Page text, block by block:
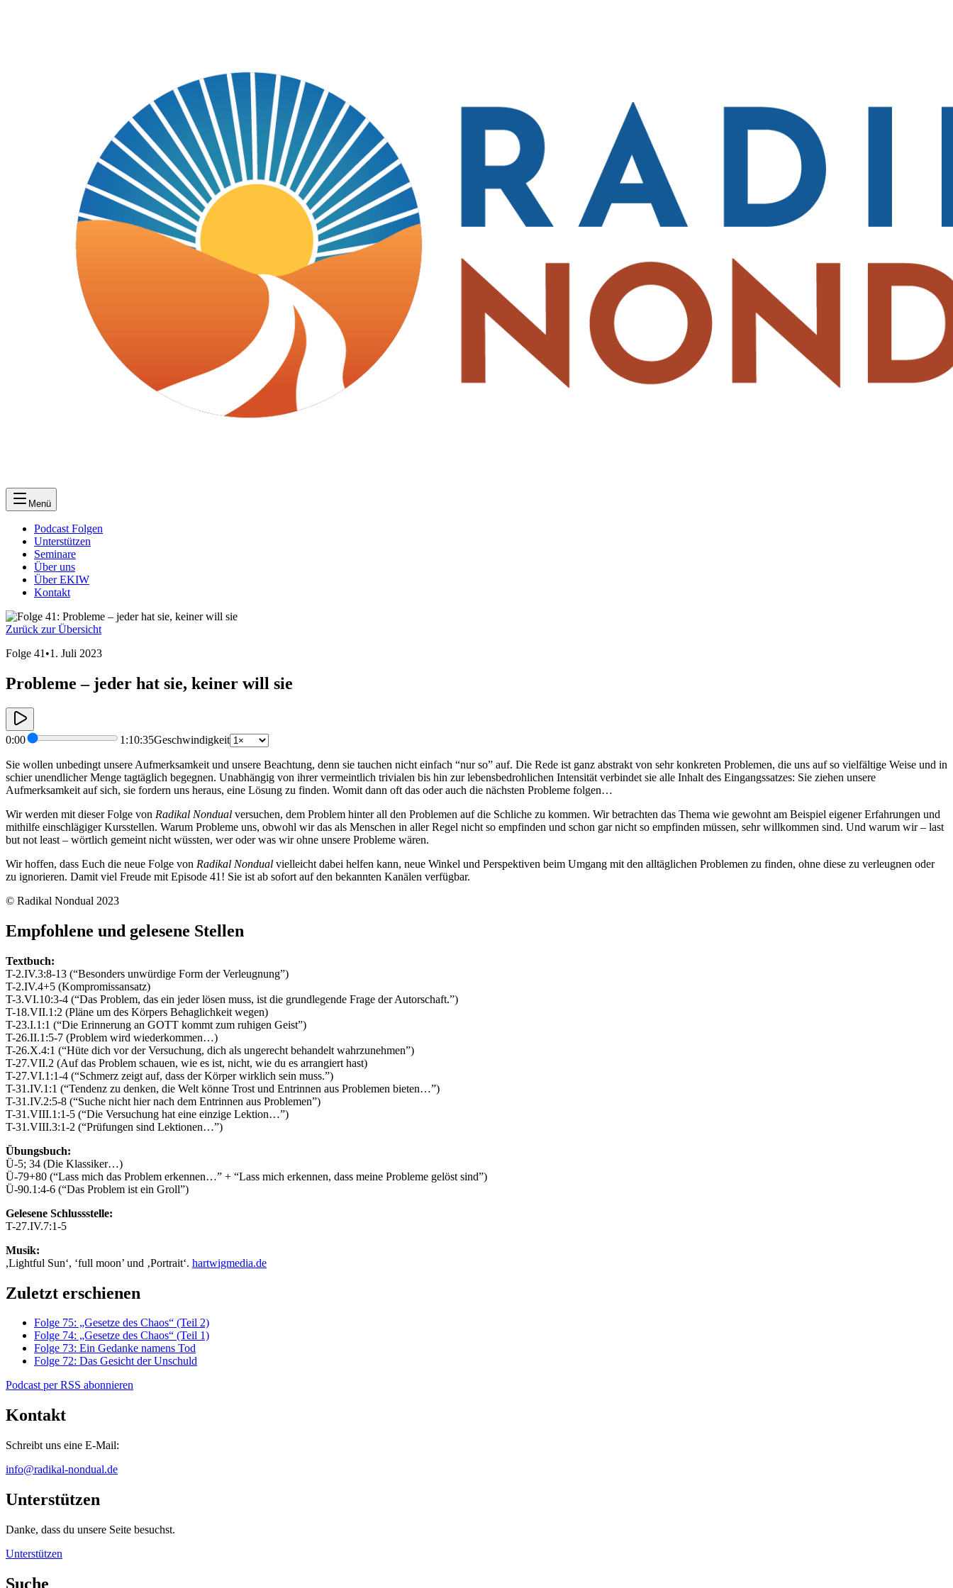
Menü
Podcast Folgen
Unterstützen
Seminare
Über uns
Über EKIW
Kontakt
Zurück zur Übersicht
Folge 41 •1. Juli 2023
Probleme – jeder hat sie, keiner will sie
0:00 1:10:35Geschwindigkeit
Sie wollen unbedingt unsere Aufmerksamkeit und unsere Beachtung, denn sie tauchen nicht einfach “nur so” auf. Die Rede ist ganz abstrakt von sehr konkreten Problemen, die uns auf so vielfältige Weise und in
schier unendlicher Menge tagtäglich begegnen. Unabhängig von ihrer vermeintlich trivialen bis hin zur lebensbedrohlichen Intensität verbindet sie alle Inhalt des Eingangssatzes: Sie ziehen unsere
Aufmerksamkeit auf sich, sie fordern uns heraus, eine Lösung zu finden. Womit dann oft das oder auch die nächsten Probleme folgen…
Wir werden mit dieser Folge von Radikal Nondual versuchen, dem Problem hinter all den Problemen auf die Schliche zu kommen. Wir betrachten das Thema wie gewohnt am Beispiel eigener Erfahrungen und
mithilfe einschlägiger Kursstellen. Warum Probleme uns, obwohl wir das als Menschen in aller Regel nicht so empfinden und schon gar nicht so empfinden müssen, sehr willkommen sind. Und warum wir – last
but not least – wörtlich gemeint nicht wüssten, wer oder was wir ohne unsere Probleme wären.
Wir hoffen, dass Euch die neue Folge von Radikal Nondual vielleicht dabei helfen kann, neue Winkel und Perspektiven beim Umgang mit den alltäglichen Problemen zu finden, ohne diese zu verleugnen oder
zu ignorieren. Damit viel Freude mit Episode 41! Sie ist ab sofort auf den bekannten Kanälen verfügbar.
© Radikal Nondual 2023
Empfohlene und gelesene Stellen
Textbuch:
T-2.IV.3:8-13 (“Besonders unwürdige Form der Verleugnung”)
T-2.IV.4+5 (Kompromissansatz)
T-3.VI.10:3-4 (“Das Problem, das ein jeder lösen muss, ist die grundlegende Frage der Autorschaft.”)
T-18.VII.1:2 (Pläne um des Körpers Behaglichkeit wegen)
T-23.I.1:1 (“Die Erinnerung an GOTT kommt zum ruhigen Geist”)
T-26.II.1:5-7 (Problem wird wiederkommen…)
T-26.X.4:1 (“Hüte dich vor der Versuchung, dich als ungerecht behandelt wahrzunehmen”)
T-27.VII.2 (Auf das Problem schauen, wie es ist, nicht, wie du es arrangiert hast)
T-27.VI.1:1-4 (“Schmerz zeigt auf, dass der Körper wirklich sein muss.”)
T-31.IV.1:1 (“Tendenz zu denken, die Welt könne Trost und Entrinnen aus Problemen bieten…”)
T-31.IV.2:5-8 (“Suche nicht hier nach dem Entrinnen aus Problemen”)
T-31.VIII.1:1-5 (“Die Versuchung hat eine einzige Lektion…”)
T-31.VIII.3:1-2 (“Prüfungen sind Lektionen…”)
Übungsbuch:
Ü-5; 34 (Die Klassiker…)
Ü-79+80 (“Lass mich das Problem erkennen…” + “Lass mich erkennen, dass meine Probleme gelöst sind”)
Ü-90.1:4-6 (“Das Problem ist ein Groll”)
Gelesene Schlussstelle:
T-27.IV.7:1-5
Musik:
,Lightful Sun‘, ‘full moon’ und ‚Portrait‘. hartwigmedia.de
Zuletzt erschienen
Folge 75: „Gesetze des Chaos“ (Teil 2)
Folge 74: „Gesetze des Chaos“ (Teil 1)
Folge 73: Ein Gedanke namens Tod
Folge 72: Das Gesicht der Unschuld
Podcast per RSS abonnieren
Kontakt
Schreibt uns eine E-Mail:
info@radikal-nondual.de
Unterstützen
Danke, dass du unsere Seite besuchst.
Unterstützen
Suche